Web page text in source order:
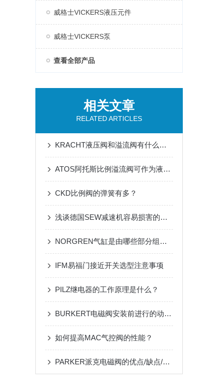
威格士VICKERS液压元件
威格士VICKERS泵
查看全部产品
相关文章
RELATED ARTICLES
KRACHT液压阀和溢流阀有什么区别？
ATOS阿托斯比例溢流阀可作为液压与电子的“型”
CKD比例阀的弹簧有多？
浅谈德国SEW减速机容易损害的几个部件
NORGREN气缸是由哪些部分组成的
IFM易福门接近开关选型注意事项
PILZ继电器的工作原理是什么？
BURKERT电磁阀安装前进行的动作分为哪些
如何提高MAC气控阀的性能？
PARKER派克电磁阀的优点/缺点/工作原理/特点详解